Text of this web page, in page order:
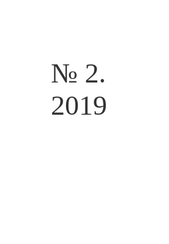
№ 2.
2019